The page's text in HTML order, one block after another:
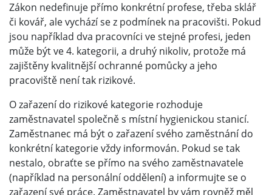
Zákon nedefinuje přímo konkrétní profese, třeba sklář
či kovář, ale vychází se z podmínek na pracovišti. Pokud
jsou například dva pracovníci ve stejné profesi, jeden
může být ve 4. kategorii, a druhý nikoliv, protože má
zajištěny kvalitnější ochranné pomůcky a jeho
pracoviště není tak rizikové.
O zařazení do rizikové kategorie rozhoduje
zaměstnavatel společně s místní hygienickou stanicí.
Zaměstnanec má být o zařazení svého zaměstnání do
konkrétní kategorie vždy informován. Pokud se tak
nestalo, obraťte se přímo na svého zaměstnavatele
(například na personální oddělení) a informujte se o
zařazení své práce. Zaměstnavatel by vám rovněž měl